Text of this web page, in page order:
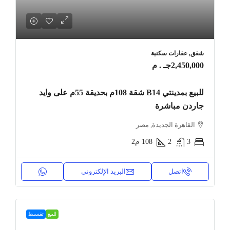
شقق, عقارات سكنية
2,450,000جـ . م
للبيع بمدينتي B14 شقة 108م بحديقة 55م على وايد
جاردن مباشرة
القاهرة الجديدة, مصر
3
2
108 م2
اتصل البريد الإلكتروني
للبيع تقسيط